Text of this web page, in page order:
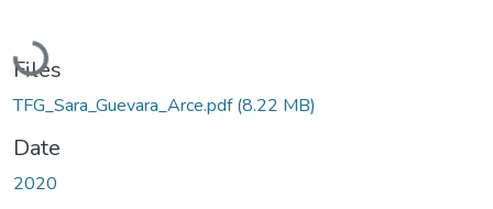
Loading...
Files
TFG_Sara_Guevara_Arce.pdf(8.22 MB)
Date
2020